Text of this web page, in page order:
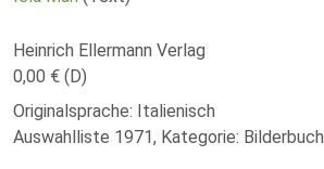
Heinrich Ellermann Verlag
0,00 € (D)
Originalsprache: Italienisch
Auswahlliste 1971, Kategorie: Bilderbuch